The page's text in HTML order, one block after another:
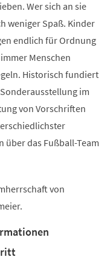
Wer sich an sie
weniger Spaß. Kinder
endlich für Ordnung
Menschen
Historisch fundiert
im
von Vorschriften
über das Fußball-Team
von